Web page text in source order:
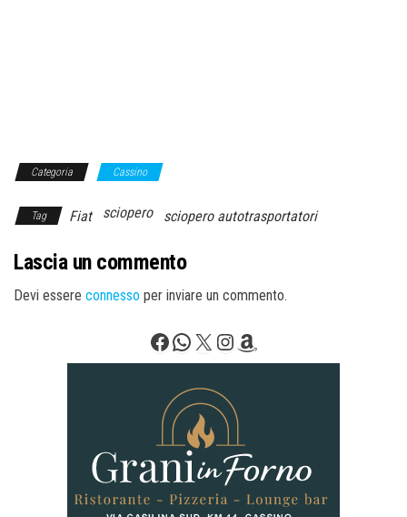
Categoria Cassino
Tag Fiat sciopero sciopero autotrasportatori
Lascia un commento
Devi essere connesso per inviare un commento.
Facebook
WhatsApp
X Instagram
Amazon